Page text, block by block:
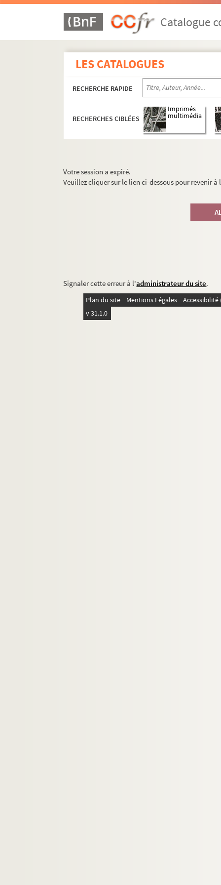
Catalogue
LES CATALOGUES
RECHERCHE RAPIDE
RECHERCHES CIBLÉES
Imprimés
multimédia
Votre session a expiré.
Veuillez cliquer sur le lien ci-dessous pour revenir
Signaler cette erreur à l'administrateur du site.
Plan du site Mentions Légales
v 31.1.0